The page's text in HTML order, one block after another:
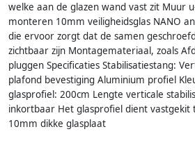
welke aan de glazen wand vast zit Muur
monteren 10mm veiligheidsglas NANO
die ervoor zorgt dat de samen
zichtbaar zijn Montagemateriaal, zoals
pluggen Specificaties Stabilisatiestang:
plafond bevestiging Aluminium profiel
glasprofiel: 200cm Lengte verticale
inkortbaar Het glasprofiel dient vastgekit
10mm dikke glasplaat